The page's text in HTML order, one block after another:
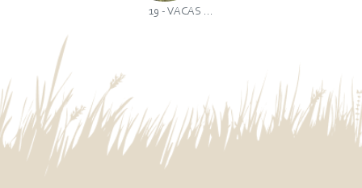
19 - VACAS ...